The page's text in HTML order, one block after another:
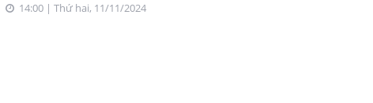
14:00 | Thứ hai, 11/11/2024